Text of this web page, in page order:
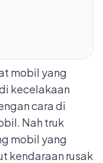
mobil yang
kecelakaan
cara di
Nah truk
mobil yang
kendaraan rusak